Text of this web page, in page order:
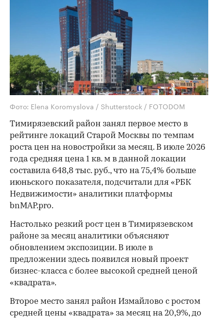
Фото: Elena Koromyslova / Shutterstock / FOTODOM
Тимирязевский район занял первое место в
рейтинге локаций Старой Москвы по темпам
роста цен на новостройки за месяц. В июле 2026
года средняя цена 1 кв. м в данной локации
составила 648,8 тыс. руб., что на 75,4% больше
июньского показателя, подсчитали для «РБК
Недвижимости» аналитики платформы
bnMAP.pro.
Настолько резкий рост цен в Тимирязевском
районе за месяц аналитики объясняют
обновлением экспозиции. В июле в
предложении здесь появился новый проект
бизнес-класса с более высокой средней ценой
«квадрата».
Второе место занял район Измайлово с ростом
средней цены «квадрата» за месяц на 20,9%, до